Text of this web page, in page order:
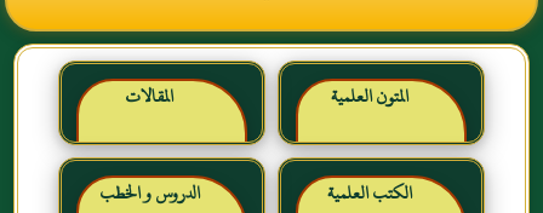
المتون العلمية المقالات
الكتب العلمية الدروس و الخطب